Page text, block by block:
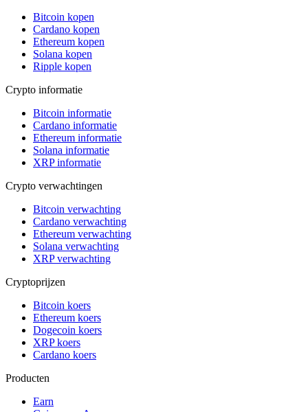
Bitcoin kopen
Cardano kopen
Ethereum kopen
Solana kopen
Ripple kopen
Crypto informatie
Bitcoin informatie
Cardano informatie
Ethereum informatie
Solana informatie
XRP informatie
Crypto verwachtingen
Bitcoin verwachting
Cardano verwachting
Ethereum verwachting
Solana verwachting
XRP verwachting
Cryptoprijzen
Bitcoin koers
Ethereum koers
Dogecoin koers
XRP koers
Cardano koers
Producten
Earn